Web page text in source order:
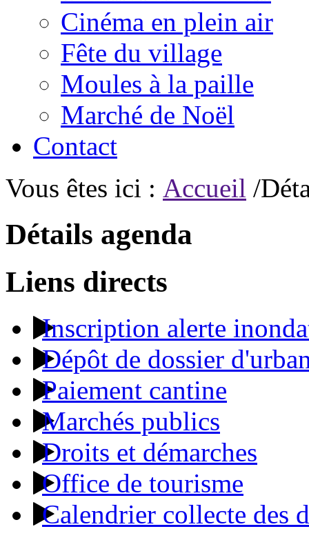
Cinéma en plein air
Fête du village
Moules à la paille
Marché de Noël
Contact
Vous êtes ici : Accueil /
Détails agenda
Liens directs
Inscription alerte
Dépôt de dossier
Paiement cantine
Marchés publics
Droits et démarches
Office de tourisme
Calendrier collecte des